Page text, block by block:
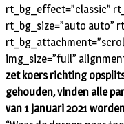
rt_bg_effect=”classic”
rt_bg_size=”auto auto”
img_size=”full”
zet koers richting
gehouden, vinden alle
van 1 januari 2021